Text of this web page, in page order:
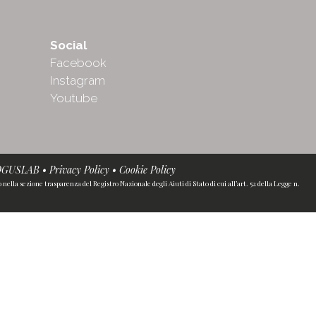
Social
Facebook
Instagram
Youtube
•Privacy Policy• Cookie Policy
sezione trasparenza del Registro Nazionale degli Aiuti di Stato di cui all’art. 52 della Legge n.